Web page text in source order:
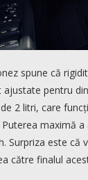
spune că
ajustate pentru
2 litri, care
maximă
Surpriza este că
către finalul